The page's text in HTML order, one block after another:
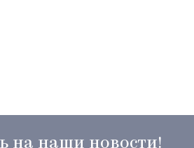
на наши новости!